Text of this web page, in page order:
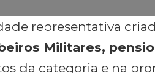
representativa
Militares,
da categoria e na